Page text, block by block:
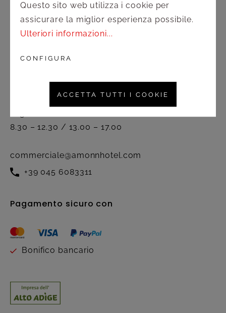
Diritto di recesso
Servizio clienti
Attivo dal lunedì al venerdì nel
8.30 – 12.30 / 13.00 – 17.00
commerciale@amonnhotel.com
+39 045 6083311
Pagamento sicuro con
Bonifico bancario
Questo sito web utilizza i cookie per
assicurare la miglior esperienza possibile.
Ulteriori informazioni...
CONFIGURA
ACCETTA TUTTI I COOKIE